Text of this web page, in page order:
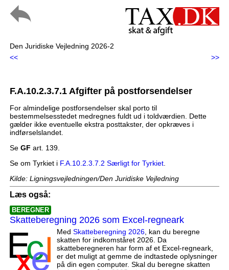
Den Juridiske Vejledning 2026-2
<<
>>
F.A.10.2.3.7.1 Afgifter på postforsendelser
For almindelige postforsendelser skal porto til
bestemmelsesstedet medregnes fuldt ud i toldværdien. Dette
gælder ikke eventuelle ekstra posttakster, der opkræves i
indførselslandet.
Se GF art. 139.
Se om Tyrkiet i F.A.10.2.3.7.2 Særligt for Tyrkiet.
Kilde: Ligningsvejledningen/Den Juridiske Vejledning
Læs også:
BEREGNER
Skatteberegning 2026 som Excel-regneark
Med Skatteberegning 2026, kan du beregne
skatten for indkomståret 2026. Da
skatteberegneren har form af et Excel-regneark,
er det muligt at gemme de indtastede oplysninger
på din egen computer. Skal du beregne skatten